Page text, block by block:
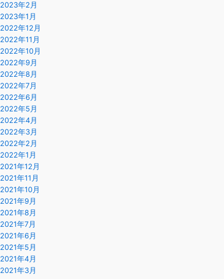
2023年2月
2023年1月
2022年12月
2022年11月
2022年10月
2022年9月
2022年8月
2022年7月
2022年6月
2022年5月
2022年4月
2022年3月
2022年2月
2022年1月
2021年12月
2021年11月
2021年10月
2021年9月
2021年8月
2021年7月
2021年6月
2021年5月
2021年4月
2021年3月